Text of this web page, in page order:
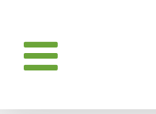
springen